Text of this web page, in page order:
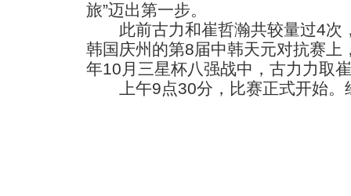
旅”迈出第一步。
此前古力和崔哲瀚共较量过4次
韩国庆州的第8届中韩天元对抗赛
年10月三星杯八强战中，古力力取
上午9点30分，比赛正式开始。